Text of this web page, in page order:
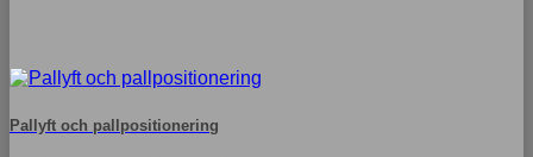
Pallyft och pallpositionering